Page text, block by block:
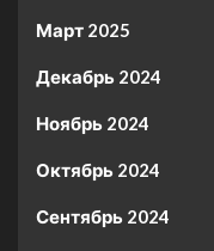
Март 2025
Декабрь 2024
Ноябрь 2024
Октябрь 2024
Сентябрь 2024